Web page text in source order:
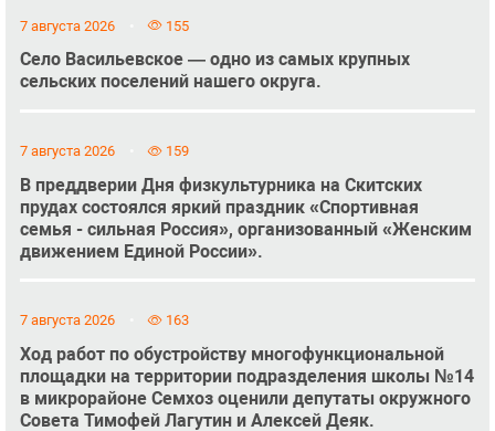
7 августа 2026 155
Село Васильевское — одно из самых крупных
сельских поселений нашего округа.
7 августа 2026 159
В преддверии Дня физкультурника на Скитских
прудах состоялся яркий праздник «Спортивная
семья - сильная Россия», организованный «Женским
движением Единой России».
7 августа 2026 163
Ход работ по обустройству многофункциональной
площадки на территории подразделения школы №14
в микрорайоне Семхоз оценили депутаты окружного
Совета Тимофей Лагутин и Алексей Деяк.